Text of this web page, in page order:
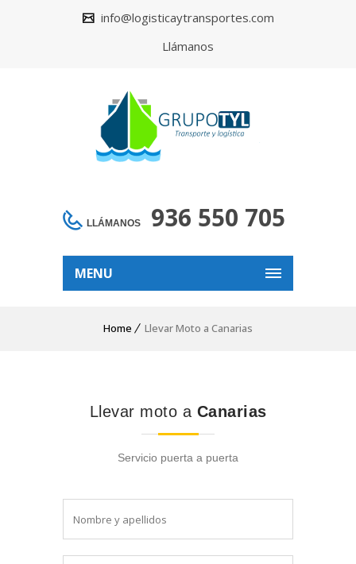
info@logisticaytransportes.com
Llámanos
LLÁMANOS 936 550 705
MENU
Home Llevar Moto a Canarias
Llevar moto a Canarias
Servicio puerta a puerta